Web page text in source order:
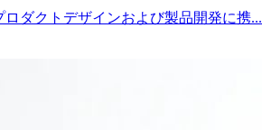
ダクトデザインおよび製品開発に携...